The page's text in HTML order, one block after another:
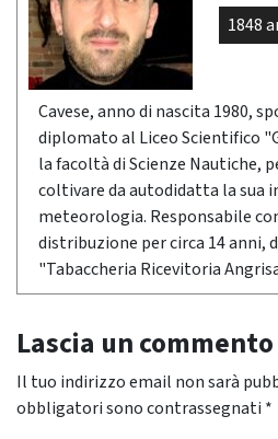
1848
Cavese, anno di nascita 1980,
diplomato al Liceo Scientifico
la facoltà di Scienze Nautiche,
coltivare da autodidatta la sua
meteorologia. Responsabile
distribuzione per circa 14 anni,
"Tabaccheria Ricevitoria
Lascia un commento
Il tuo indirizzo email non sarà
obbligatori sono contrassegnati *